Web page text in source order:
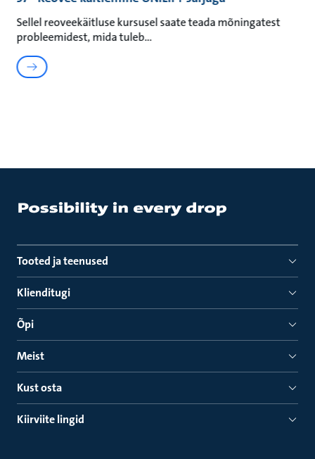
Sellel reoveekäitluse kursusel saate teada mõningatest
probleemidest, mida tuleb
Tooted ja teenused
Klienditugi
Õpi
Meist
Kust osta
Kiirviite lingid